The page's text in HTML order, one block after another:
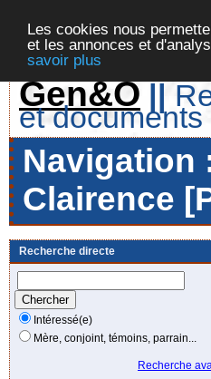
Les cookies nous
et les annonces et
savoir plus
Gen&O ||
et
Navigation
Clairence
Recherche directe
Intéressé(e)
Mère, conjoint, témoins, parrain...
Recherche